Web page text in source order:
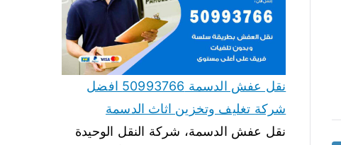
نقل عفش الدسمة 50993766 افضل
شركة تغليف وتخزين اثاث الدسمة
نقل عفش الدسمة، شركة النقل الوحيدة